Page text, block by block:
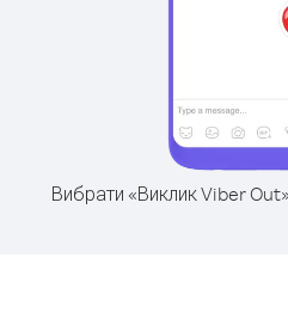
Вибрати «Виклик Viber